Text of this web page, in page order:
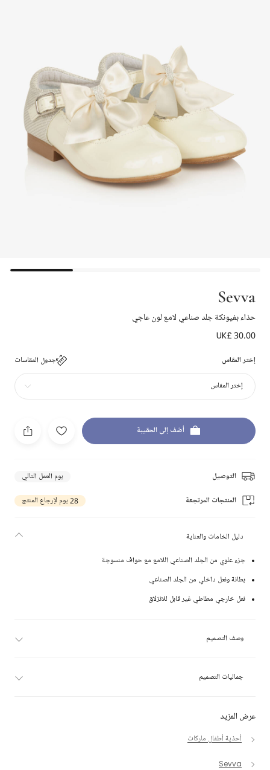
Sevva
حذاء بفيونكة جلد صناعي لامع لون عاجي
UK£ 30.00
إختر المقاس جدول المقاسات
إختر المقاس
أضف إلى الحقيبة
التوصيل يوم العمل التالي
المنتجات المرتجعة 28 يوم لإرجاع المنتج
عرض المزيد
أحذية أطفال ماركات
Sevva
دليل الخامات والعناية
جزء علوي من الجلد الصناعي اللامع مع حواف منسوجة
بطانة ونعل داخلي من الجلد الصناعي
نعل خارجي مطاطي غير قابل للانزلاق
وصف التصميم
جماليات التصميم